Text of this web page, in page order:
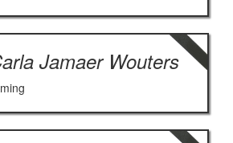
Jamaer Wouters